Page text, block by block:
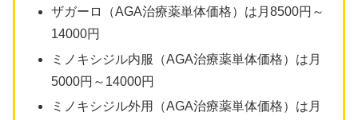
ザガーロ（AGA治療薬単体価格）は月8500円～
14000円
ミノキシジル内服（AGA治療薬単体価格）は月
5000円～14000円
ミノキシジル外用（AGA治療薬単体価格）は月